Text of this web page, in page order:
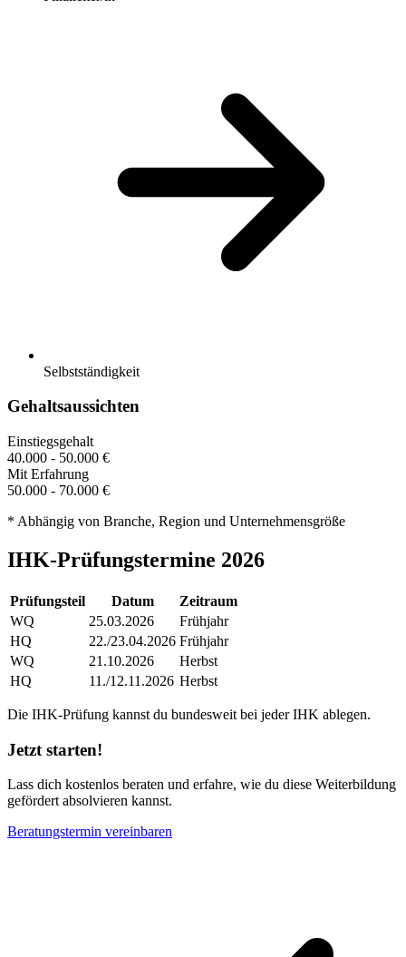
Selbstständigkeit
Gehaltsaussichten
Einstiegsgehalt
40.000 - 50.000 €
Mit Erfahrung
50.000 - 70.000 €
* Abhängig von Branche, Region und Unternehmensgröße
IHK-Prüfungstermine 2026
Prüfungsteil Datum
Zeitraum
WQ
25.03.2026
Frühjahr
HQ
22./23.04.2026 Frühjahr
WQ
21.10.2026
Herbst
HQ
11./12.11.2026 Herbst
Die IHK-Prüfung kannst du bundesweit bei jeder IHK ablegen.
Jetzt starten!
Lass dich kostenlos beraten und erfahre, wie du diese Weiterbildung
gefördert absolvieren kannst.
Beratungstermin vereinbaren